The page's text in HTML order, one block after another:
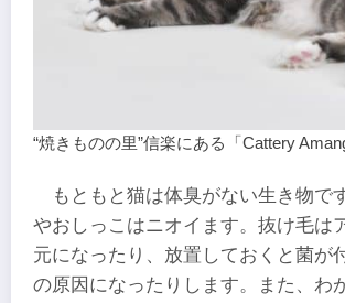
“焼きものの里”信楽にある「Cattery
もともと猫は体臭がない生き物で
やおしっこはニオイます。抜け毛は
元になったり、放置しておくと菌が
の原因になったりします。また、わ